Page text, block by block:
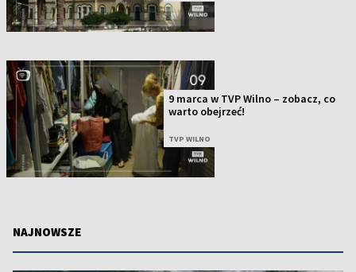
9 marca w TVP Wilno – zobacz, co
warto obejrzeć!
TVP WILNO
NAJNOWSZE